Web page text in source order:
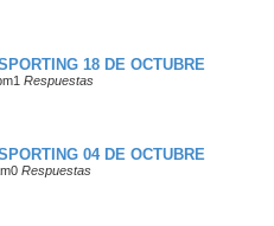
18 DE OCTUBRE
1 Respuestas
04 DE OCTUBRE
0 Respuestas